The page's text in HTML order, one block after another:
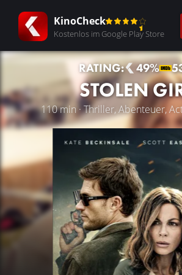
KinoCheck
Kostenlos im Google Play Store
RATING: 49%
STOLEN
110 min · Thriller, Abenteuer,